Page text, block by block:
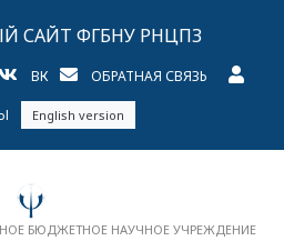
САЙТ ФГБНУ РНЦПЗ
ВК ОБРАТНАЯ СВЯЗЬ
English version
БЮДЖЕТНОЕ НАУЧНОЕ УЧРЕЖДЕНИЕ